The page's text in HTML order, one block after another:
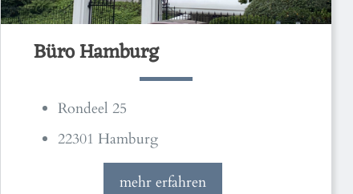
Büro Hamburg
Rondeel 25
22301 Hamburg
mehr erfahren